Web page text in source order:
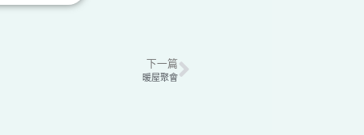
下一篇
暖屋聚會